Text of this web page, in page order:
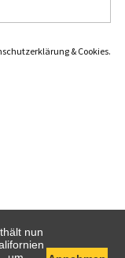
& Cookies.
nun